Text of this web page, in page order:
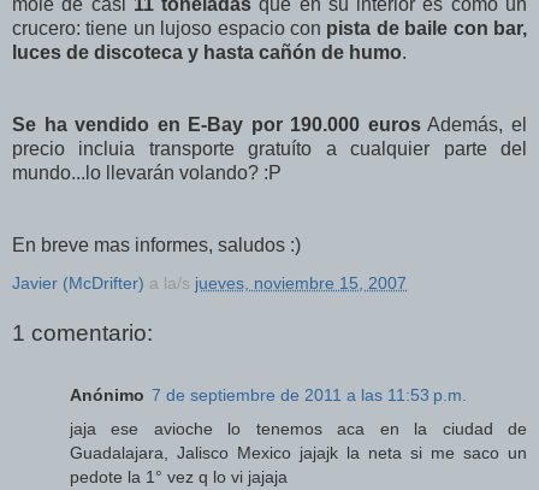
mole de casi 11 toneladas que en su interior es como un
crucero: tiene un lujoso espacio con pista de baile con bar,
luces de discoteca y hasta cañón de humo.
Se ha vendido en E-Bay por 190.000 eurosAdemás, el
precio incluia transporte gratuíto a cualquier parte del
mundo...lo llevarán volando? :P
En breve mas informes, saludos :)
Javier (McDrifter) a la/s jueves, noviembre 15, 2007
1 comentario:
Anónimo 7 de septiembre de 2011 a las 11:53 p.m.
jaja ese avioche lo tenemos aca en la ciudad de
Guadalajara, Jalisco Mexico jajajk la neta si me saco un
pedote la 1° vez q lo vi jajaja